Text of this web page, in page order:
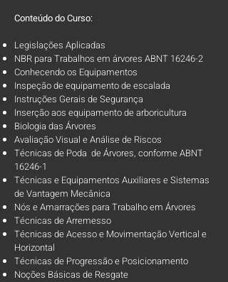
Conteúdo do Curso:
Legislações Aplicadas
NBR para Trabalhos em árvores ABNT 16246-2
Conhecendo os Equipamentos
Inspeção de equipamento de escalada
Instruções Gerais de Segurança
Inserção aos equipamento de arboricultura
Biologia das Árvores
Avaliação Visual e Análise de Riscos
Técnicas de Poda de Árvores, conforme ABNT
16246-1
Técnicas e Equipamentos Auxiliares e Sistemas
de Vantagem Mecânica
Nós e Amarrações para Trabalho em Árvores
Técnicas de Arremesso
Técnicas de Acesso e Movimentação Vertical e
Horizontal
Técnicas de Progressão e Posicionamento
Noções Básicas de Resgate